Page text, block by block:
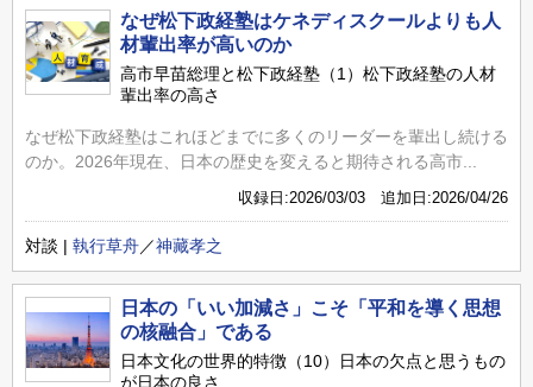
なぜ松下政経塾はケネディスクールよりも人
材輩出率が高いのか
高市早苗総理と松下政経塾（1）松下政経塾の人材
輩出率の高さ
なぜ松下政経塾はこれほどまでに多くのリーダーを輩出し続ける
のか。2026年現在、日本の歴史を変えると期待される高市...
収録日:2026/03/03 追加日:2026/04/26
対談 | 執行草舟／神藏孝之
日本の「いい加減さ」こそ「平和を導く思想
の核融合」である
日本文化の世界的特徴（10）日本の欠点と思うもの
が日本の良さ